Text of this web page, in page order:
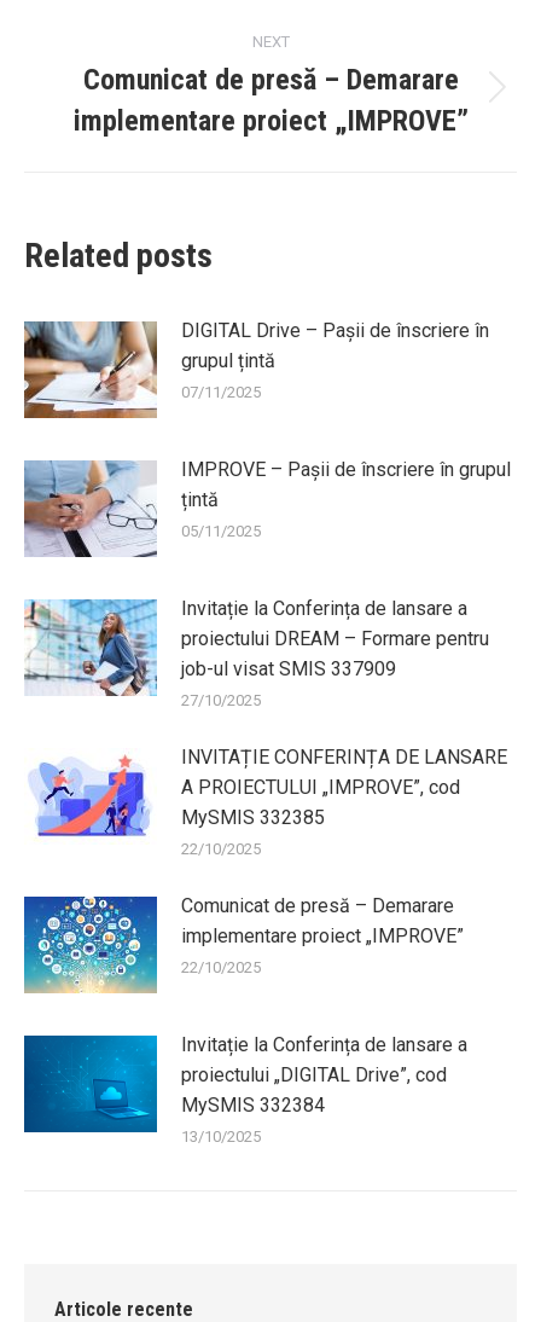
NEXT
post:
Comunicat de presă – Demarare
implementare proiect „IMPROVE”
Related posts
DIGITAL Drive – Pașii de înscriere în
grupul țintă
07/11/2025
IMPROVE – Pașii de înscriere în grupul
țintă
05/11/2025
Invitație la Conferința de lansare a
proiectului DREAM – Formare pentru
job-ul visat SMIS 337909
27/10/2025
INVITAȚIE CONFERINȚA DE LANSARE
A PROIECTULUI „IMPROVE”, cod
MySMIS 332385
22/10/2025
Comunicat de presă – Demarare
implementare proiect „IMPROVE”
22/10/2025
Invitație la Conferința de lansare a
proiectului „DIGITAL Drive”, cod
MySMIS 332384
13/10/2025
Articole recente